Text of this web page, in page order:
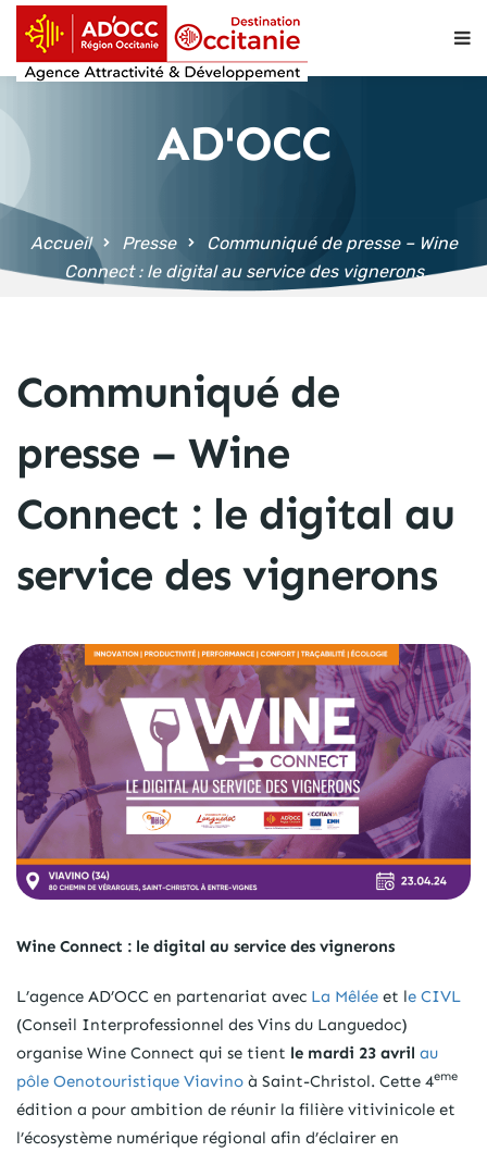
principal
AD'OCC
Accueil Presse
Communiqué de presse – Wine
Connect : le digital au service des vignerons
Communiqué de
presse – Wine
Connect : le digital au
service des vignerons
Wine Connect : le digital au service des vignerons
L’agence AD’OCC en partenariat avec La Mêlée et le CIVL
(Conseil Interprofessionnel des Vins du Languedoc)
organise Wine Connect qui se tient le mardi 23 avril au
pôle Oenotouristique Viavino à Saint-Christol. Cette 4eme
édition a pour ambition de réunir la filière vitivinicole et
l’écosystème numérique régional afin d’éclairer en